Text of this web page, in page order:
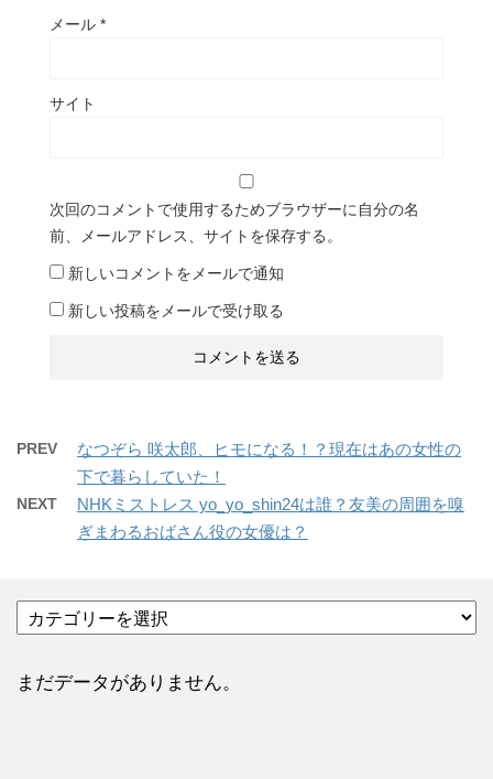
メール *
サイト
次回のコメントで使用するためブラウザーに自分の名
前、メールアドレス、サイトを保存する。
新しいコメントをメールで通知
新しい投稿をメールで受け取る
PREV
なつぞら 咲太郎、ヒモになる！？現在はあの女性の
下で暮らしていた！
NEXT
NHKミストレス yo_yo_shin24は誰？友美の周囲を嗅
ぎまわるおばさん役の女優は？
テ
リ
まだデータがありません。